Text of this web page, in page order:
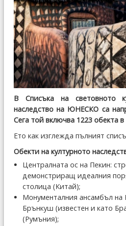
В Списъка на световното
наследство на ЮНЕСКО са
Сега той включва 1223 обекта
Ето как изглежда пълният
Обекти на културното
Централната ос на Пекин:
демонстриращ идеалния
столица (Китай);
Монументалния ансамбъл на
Брънкуш (известен и като
(Румъния);